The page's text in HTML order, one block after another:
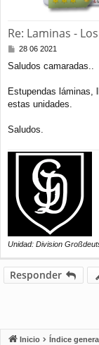
Re: Laminas -
M
n
a
j
28 06 2021
Saludos camaradas..
Estupendas láminas,
estas unidades.
Saludos.
Unidad: Division
Responder
Inicio Índice general